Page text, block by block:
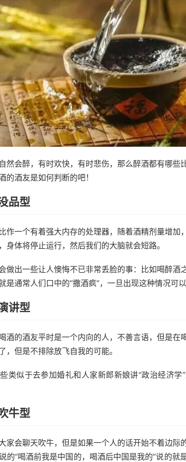
然会醉，有时欢快，有时悲伤，那么醉酒都有哪些
的酒友是如何判断的吧！
品型
作一个有着强大内存的处理器，随着酒精剂量增加
身体将停止运行，然后我们的大脑就会短路。
做出一些让人懊悔不已非常丢脸的事：比如喝醉酒
是通常人们口中的“撒酒疯”，一旦出现这种情况可
讲型
酒的酒友平时是一个内向的人，不善言语，但是在
，但是不排除放飞自我的可能。
类似于去参加婚礼和人家新郎新娘讲“政治经济
牛型
家会聊天吹牛，但是如果一个人的话开始不着边际
的“喝酒前我是中国的，喝酒后中国是我的”说的就